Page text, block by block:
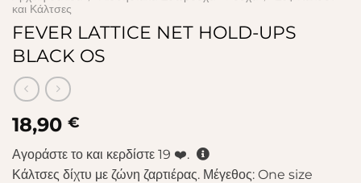
και Κάλτσες
FEVER LATTICE NET HOLD-UPS
BLACK OS
18,90 €
Αγοράστε το και κερδίστε 19 ❤️.
Κάλτσες δίχτυ με ζώνη ζαρτιέρας. Μέγεθος: One size